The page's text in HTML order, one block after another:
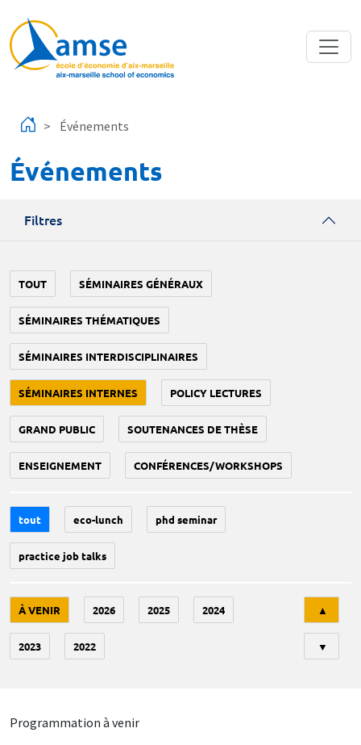
Événements
Événements
Filtres
TOUT SÉMINAIRES GÉNÉRAUX
SÉMINAIRES THÉMATIQUES
SÉMINAIRES INTERDISCIPLINAIRES
SÉMINAIRES INTERNES POLICY LECTURES
GRAND PUBLIC SOUTENANCES DE THÈSE
ENSEIGNEMENT CONFÉRENCES/WORKSHOPS
tout eco-lunch phd seminar
practice job talks
À VENIR 2026 2025 2024
2023 2022
▲
▼
Programmation à venir